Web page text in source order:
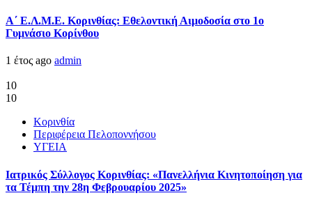
Α΄ Ε.Λ.Μ.Ε. Κορινθίας: Εθελοντική Αιμοδοσία στο 1ο
Γυμνάσιο Κορίνθου
1 έτος ago admin
10
10
Κορινθία
Περιφέρεια Πελοποννήσου
ΥΓΕΙΑ
Ιατρικός Σύλλογος Κορινθίας: «Πανελλήνια Κινητοποίηση για
τα Τέμπη την 28η Φεβρουαρίου 2025»